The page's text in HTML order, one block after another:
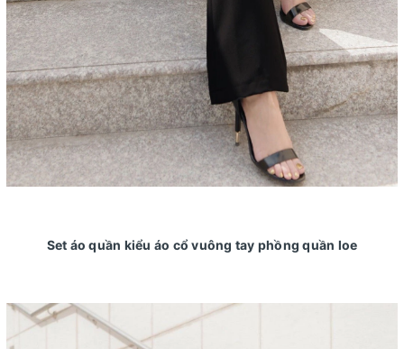
Set áo quần kiểu áo cổ vuông tay phồng quần loe